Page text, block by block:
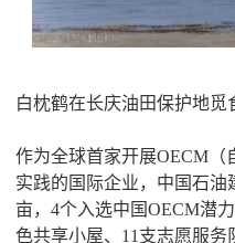
白枕鹤在长庆油田保护地觅
作为全球首家开展OECM（
实践的国际企业，中国石油
亩，4个入选中国OECM潜
色共享小屋、11支志愿服务